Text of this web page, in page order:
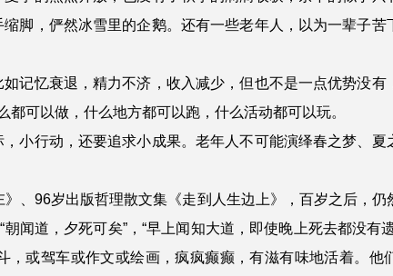
脚，俨然冰雪里的企鹅。还有一些老年人，以为一辈子苦
记忆衰退，精力不济，收入减少，但也不是一点优势没有
都可以做，什么地方都可以跑，什么活动都可以玩。
小行动，还要追求小成果。老年人不可能演绎春之梦、夏
、96岁出版哲理散文集《走到人生边上》，百岁之后，仍
闻道，夕死可矣”，“早上闻知大道，即使晚上死去都没有
或驾车或作文或绘画，疯疯癫癫，有滋有味地活着。他